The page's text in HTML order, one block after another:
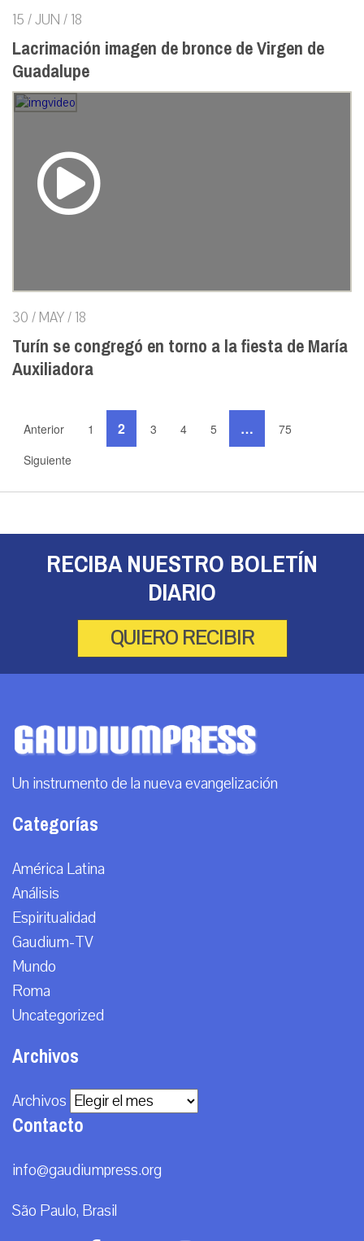
15 / JUN / 18
Lacrimación imagen de bronce de Virgen de
Guadalupe
30 / MAY / 18
Turín se congregó en torno a la fiesta de María
Auxiliadora
Anterior 1 2 3 4 5 …
75
Siguiente
RECIBA NUESTRO BOLETÍN
DIARIO
QUIERO RECIBIR
Un instrumento de la nueva evangelización
Categorías
América Latina
Análisis
Espiritualidad
Gaudium-TV
Mundo
Roma
Uncategorized
Archivos
Archivos
Contacto
info@gaudiumpress.org
São Paulo, Brasil